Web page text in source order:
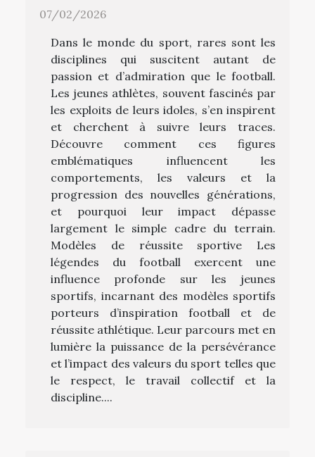
07/02/2026
Dans le monde du sport, rares sont les
disciplines qui suscitent autant de
passion et d’admiration que le football.
Les jeunes athlètes, souvent fascinés par
les exploits de leurs idoles, s’en inspirent
et cherchent à suivre leurs traces.
Découvre comment ces figures
emblématiques influencent les
comportements, les valeurs et la
progression des nouvelles générations,
et pourquoi leur impact dépasse
largement le simple cadre du terrain.
Modèles de réussite sportive Les
légendes du football exercent une
influence profonde sur les jeunes
sportifs, incarnant des modèles sportifs
porteurs d’inspiration football et de
réussite athlétique. Leur parcours met en
lumière la puissance de la persévérance
et l’impact des valeurs du sport telles que
le respect, le travail collectif et la
discipline....